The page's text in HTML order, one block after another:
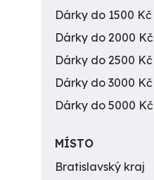
Dárky do 1500 Kč
Dárky do 2000 Kč
Dárky do 2500 Kč
Dárky do 3000 Kč
Dárky do 5000 Kč
MÍSTO
Bratislavský kraj